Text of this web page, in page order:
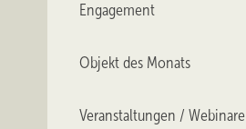
Engagement
Objekt des Monats
Veranstaltungen / Webinare